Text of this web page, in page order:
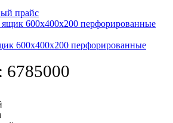
прайс
600х400х200 перфорированные
6785000